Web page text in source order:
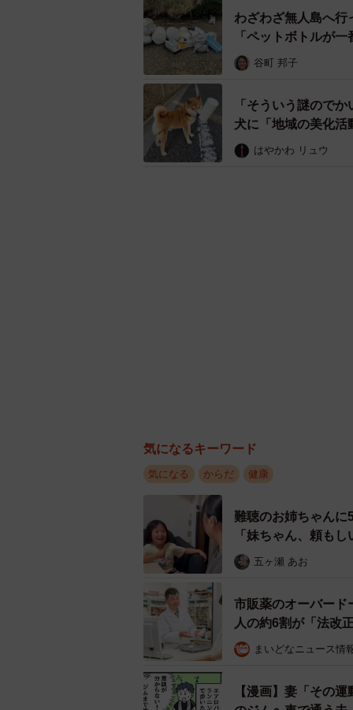
わざわざ無人島へ
「ペットボトルが一
谷町 邦子
「そういう謎ので
犬に「地域の美化活
はやかわ リュウ
気になるキーワード
気になる からだ 健康
難聴のお姉ちゃん
「妹ちゃん、頼も
五ヶ瀬 あお
市販薬のオーバード
人の約6割が「法改
まいどなニュース情
【漫画】妻「その